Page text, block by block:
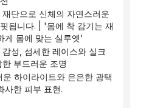
됩니다. | '몸에 착 감기는 재
게 몸에 맞는 실루엣'
부드러운 조명
사한 피부 표현.